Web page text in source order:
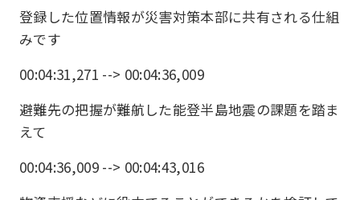
登録した位置情報が災害対策本部に共有される仕組
みです
00:04:31,271 --> 00:04:36,009
避難先の把握が難航した能登半島地震の課題を踏ま
えて
00:04:36,009 --> 00:04:43,016